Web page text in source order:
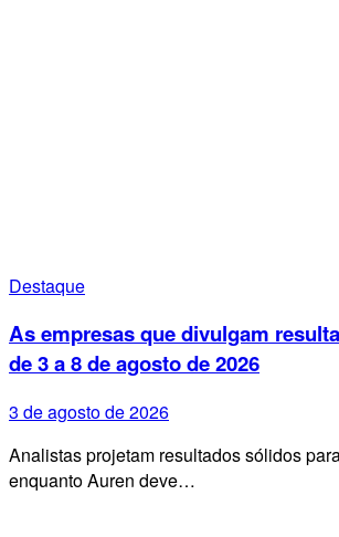
Destaque
As empresas que divulgam
de 3 a 8 de agosto de 2026
3 de agosto de 2026
Analistas projetam resultados sólidos
enquanto Auren deve…